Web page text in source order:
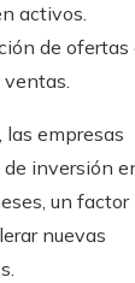
activos.
de ofertas
las empresas
inversión
un factor
nuevas